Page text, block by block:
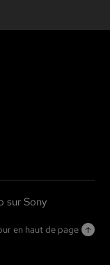
sur Sony
en haut de page